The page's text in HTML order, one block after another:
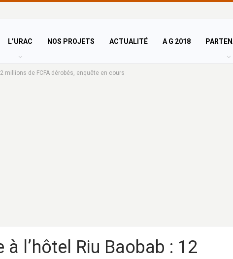
L’URAC NOS PROJETS ACTUALITÉ A G 2018
millions de FCFA dérobés, enquête en cours
l’hôtel Riu Baobab : 12